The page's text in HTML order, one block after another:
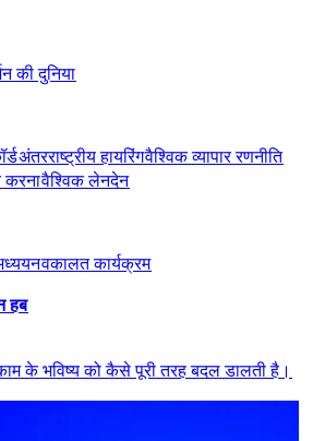
की दुनिया​​
अंतरराष्ट्रीय हायरिंग​​वैश्विक व्यापार रणनीति​​
करना​​वैश्विक लेनदेन​​
वकालत कार्यक्रम​​
हब​​
के भविष्य को कैसे पूरी तरह बदल डालती है।​​